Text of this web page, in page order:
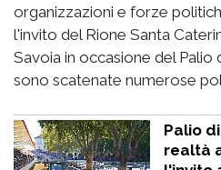
organizzazioni e forze
l'invito del Rione Santa
Savoia in occasione del Palio
sono scatenate numerose
Palio
realtà